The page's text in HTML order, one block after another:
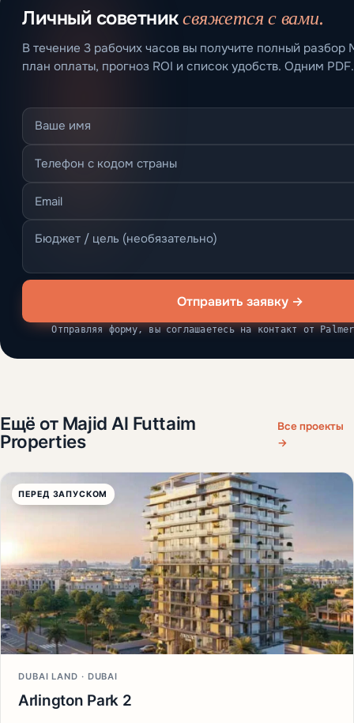
Личный советниксвяжется с вами.
В течение 3 рабочих часов вы получите полный
план оплаты, прогноз ROI и список удобств. Одним PDF.
Отправить заявку →
Отправляя форму, вы соглашаетесь на контакт от
Ещё от Majid Al Futtaim
Properties
Все проекты
→
ПЕРЕД ЗАПУСКОМ
DUBAI LAND · DUBAI
Arlington Park 2